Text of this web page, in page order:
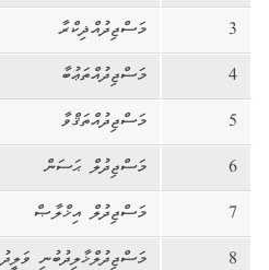
3
މަސްޖިދުއްޛިކްރާ
4
މަސްޖިދުއްތަޢުބާ
5
މަސްޖިދުއްތަޤްވާ
6
މަސްޖިދުލް ޙަސަން
7
މަސްޖިދުލް އިޚްލާޞް
8
މަސްޖިދުލްޚާލިދުބުނި ވަލީދު